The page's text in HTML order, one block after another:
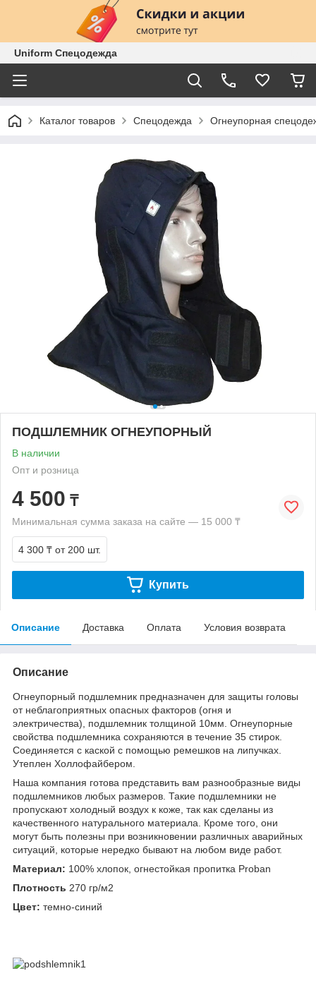
Uniform Спецодежда
Каталог товаров Спецодежда Огнеупорная
ПОДШЛЕМНИК ОГНЕУПОРНЫЙ
В наличии
Опт и розница
4 500 ₸
Минимальная сумма заказа на сайте — 15 000 ₸
4 300 ₸ от 200 шт.
Купить
Описание Доставка Оплата Условия возврата
Описание
Огнеупорный подшлемник предназначен для защиты головы
от неблагоприятных опасных факторов (огня и
электричества), подшлемник толщиной 10мм. Огнеупорные
свойства подшлемника сохраняются в течение 35 стирок.
Соединяется с каской с помощью ремешков на липучках.
Утеплен Холлофайбером.
Наша компания готова представить вам разнообразные виды
подшлемников любых размеров. Такие подшлемники не
пропускают холодный воздух к коже, так как сделаны из
качественного натурального материала. Кроме того, они
могут быть полезны при возникновении различных аварийных
ситуаций, которые нередко бывают на любом виде работ.
Материал: 100% хлопок, огнестойкая пропитка Proban
Плотность 270 гр/м2
Цвет: темно-синий